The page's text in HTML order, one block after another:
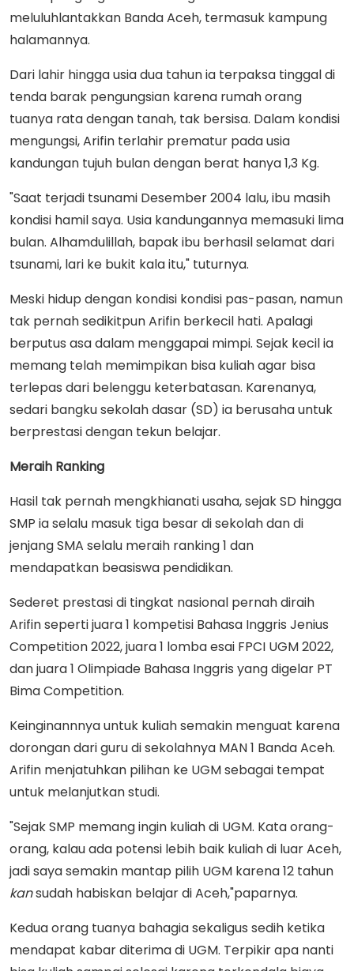
meluluhlantakkan Banda Aceh, termasuk kampung
halamannya.
Dari lahir hingga usia dua tahun ia terpaksa tinggal di
tenda barak pengungsian karena rumah orang
tuanya rata dengan tanah, tak bersisa. Dalam kondisi
mengungsi, Arifin terlahir prematur pada usia
kandungan tujuh bulan dengan berat hanya 1,3 Kg.
"Saat terjadi tsunami Desember 2004 lalu, ibu masih
kondisi hamil saya. Usia kandungannya memasuki lima
bulan. Alhamdulillah, bapak ibu berhasil selamat dari
tsunami, lari ke bukit kala itu," tuturnya.
Meski hidup dengan kondisi kondisi pas-pasan, namun
tak pernah sedikitpun Arifin berkecil hati. Apalagi
berputus asa dalam menggapai mimpi. Sejak kecil ia
memang telah memimpikan bisa kuliah agar bisa
terlepas dari belenggu keterbatasan. Karenanya,
sedari bangku sekolah dasar (SD) ia berusaha untuk
berprestasi dengan tekun belajar.
Meraih Ranking
Hasil tak pernah mengkhianati usaha, sejak SD hingga
SMP ia selalu masuk tiga besar di sekolah dan di
jenjang SMA selalu meraih ranking 1 dan
mendapatkan beasiswa pendidikan.
Sederet prestasi di tingkat nasional pernah diraih
Arifin seperti juara 1 kompetisi Bahasa Inggris Jenius
Competition 2022, juara 1 lomba esai FPCI UGM 2022,
dan juara 1 Olimpiade Bahasa Inggris yang digelar PT
Bima Competition.
Keinginannnya untuk kuliah semakin menguat karena
dorongan dari guru di sekolahnya MAN 1 Banda Aceh.
Arifin menjatuhkan pilihan ke UGM sebagai tempat
untuk melanjutkan studi.
"Sejak SMP memang ingin kuliah di UGM. Kata orang-
orang, kalau ada potensi lebih baik kuliah di luar Aceh,
jadi saya semakin mantap pilih UGM karena 12 tahun
kansudah habiskan belajar di Aceh,"paparnya.
Kedua orang tuanya bahagia sekaligus sedih ketika
mendapat kabar diterima di UGM. Terpikir apa nanti